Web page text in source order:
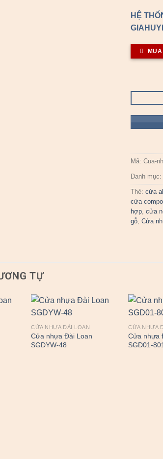
HỆ
Mã:Cua-
Danh
Thẻ:cửa
cửa
hợp,cửa
gỗ,Cửa
TỰ
CỬA NHỰA ĐÀI LOAN
Cửa nhựa Đài Loan
SGDYW-48
CỬA NHỰA
Cửa nhựa
SGD01-